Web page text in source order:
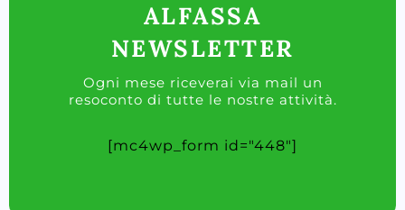
ALFASSA
NEWSLETTER
Ogni mese riceverai via mail un
resoconto di tutte le nostre attività.
[mc4wp_form id="448"]